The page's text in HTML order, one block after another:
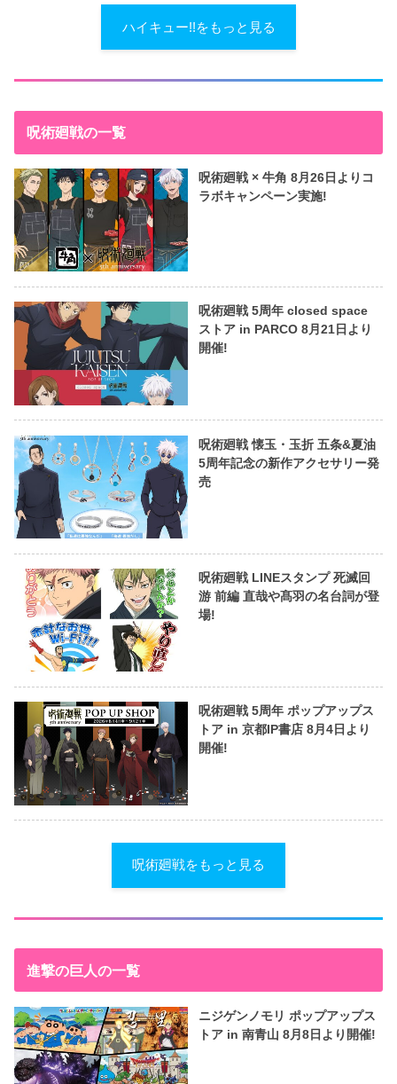
ハイキュー!!をもっと見る
呪術廻戦の一覧
呪術廻戦 × 牛角 8月26日よりコ
ラボキャンペーン実施!
呪術廻戦 5周年 closed space
ストア in PARCO 8月21日より
開催!
呪術廻戦 懐玉・玉折 五条&夏油
5周年記念の新作アクセサリー発
売
呪術廻戦 LINEスタンプ 死滅回
游 前編 直哉や髙羽の名台詞が登
場!
呪術廻戦 5周年 ポップアップス
トア in 京都IP書店 8月4日より
開催!
呪術廻戦をもっと見る
進撃の巨人の一覧
ニジゲンノモリ ポップアップス
トア in 南青山 8月8日より開催!